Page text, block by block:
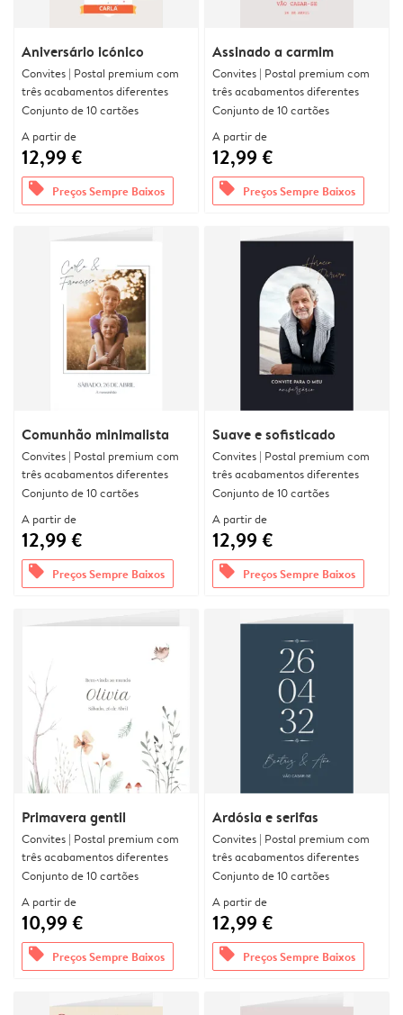
Aniversário icónico
Convites | Postal premium com
três acabamentos diferentes
Conjunto de 10 cartões
A partir de
12,99 €
offers Preços Sempre Baixos
Assinado a carmim
Convites | Postal premium com
três acabamentos diferentes
Conjunto de 10 cartões
A partir de
12,99 €
offers Preços Sempre Baixos
Comunhão minimalista
Convites | Postal premium com
três acabamentos diferentes
Conjunto de 10 cartões
A partir de
12,99 €
offers Preços Sempre Baixos
Suave e sofisticado
Convites | Postal premium com
três acabamentos diferentes
Conjunto de 10 cartões
A partir de
12,99 €
offers Preços Sempre Baixos
Primavera gentil
Convites | Postal premium com
três acabamentos diferentes
Conjunto de 10 cartões
A partir de
10,99 €
offers Preços Sempre Baixos
Ardósia e serifas
Convites | Postal premium com
três acabamentos diferentes
Conjunto de 10 cartões
A partir de
12,99 €
offers Preços Sempre Baixos